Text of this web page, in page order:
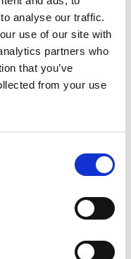
analyse our traffic.
use of our site with
partners who
that you’ve
from your use